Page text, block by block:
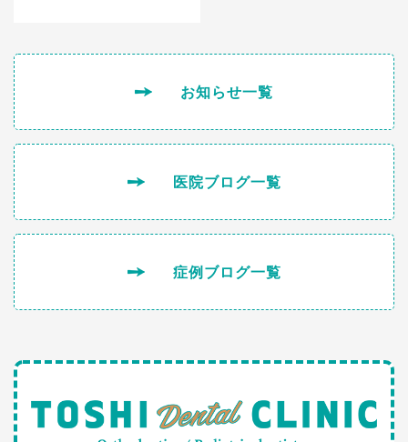
お知らせ一覧
医院ブログ一覧
症例ブログ一覧